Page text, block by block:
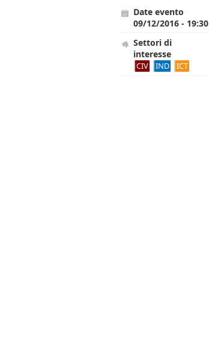
Date evento
09/12/2016 - 19:30
Settori di
interesse
CIV IND ICT